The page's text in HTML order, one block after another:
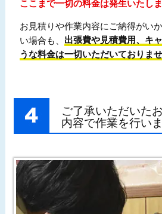
ここまで一切の料金は発生いたしま
お見積りや作業内容にご納得がい
い場合も、 出張費や見積費用、キ
うな料金は一切いただいておりませ
ご了承いただいた
内容で作業を行いま